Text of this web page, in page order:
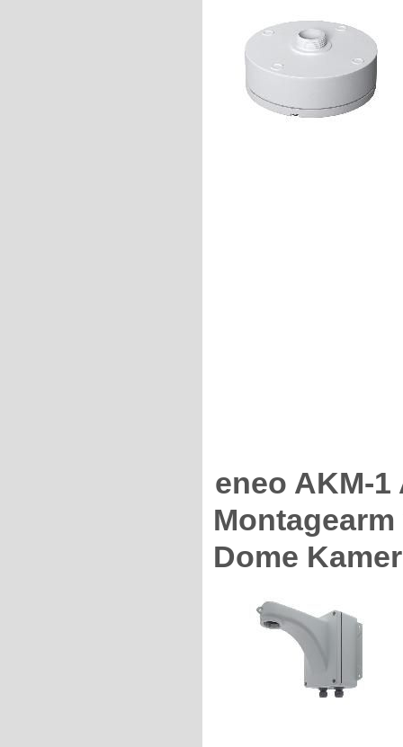
eneo AKM-
Dome